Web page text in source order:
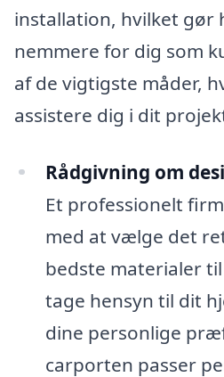
installation, hvilket gør
nemmere for dig som
af de vigtigste måder,
assistere dig i dit
Rådgivning om
Et professionelt
med at vælge det
bedste materialer
tage hensyn til dit
dine personlige
carporten passer